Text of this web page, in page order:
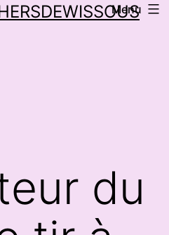
Menu
du